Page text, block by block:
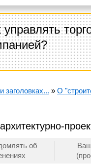
управлять
заголовках... » О
об